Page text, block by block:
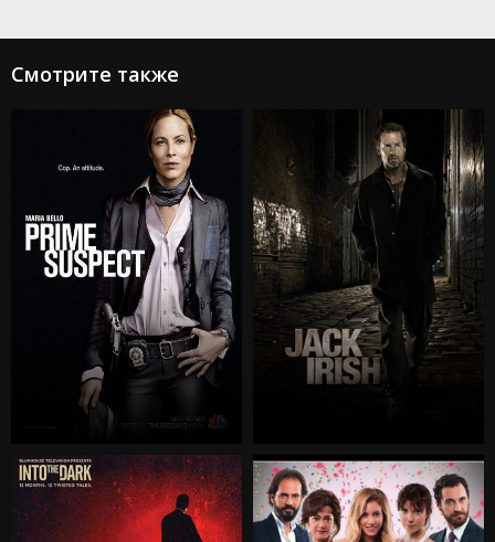
Смотрите также